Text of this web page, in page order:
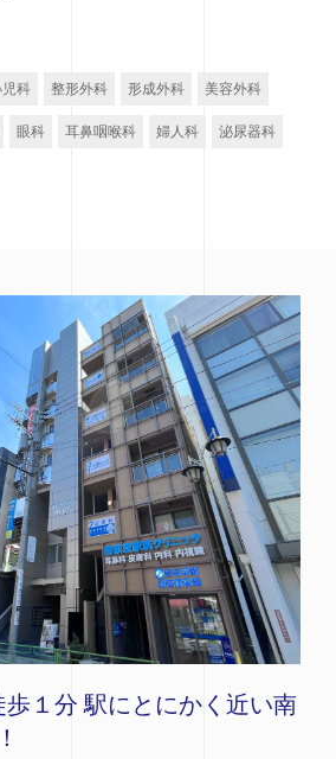
科 整形外科 形成外科 美容外科
眼科 耳鼻咽喉科 婦人科 泌尿器科
歩１分 駅にとにかく近い南